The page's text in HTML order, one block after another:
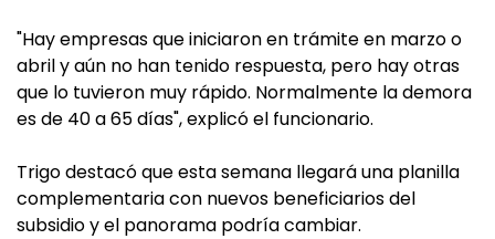
"Hay empresas que iniciaron en trámite en marzo o
abril y aún no han tenido respuesta, pero hay otras
que lo tuvieron muy rápido. Normalmente la demora
es de 40 a 65 días", explicó el funcionario.
Trigo destacó que esta semana llegará una planilla
complementaria con nuevos beneficiarios del
subsidio y el panorama podría cambiar.